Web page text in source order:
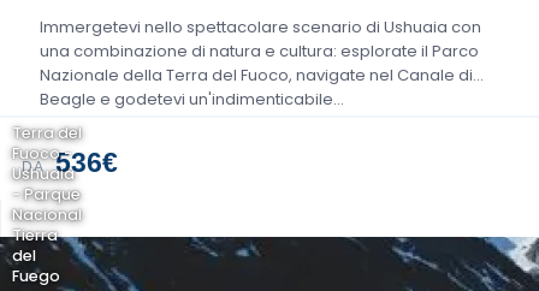
Immergetevi nello spettacolare scenario di Ushuaia con
una combinazione di natura e cultura: esplorate il Parco
Nazionale della Terra del Fuoco, navigate nel Canale di
Beagle e godetevi un'indimenticabile...
DA 536€
Terra del
Fuoco -
Ushuaia
- Parque
Nacional
Tierra
del
Fuego